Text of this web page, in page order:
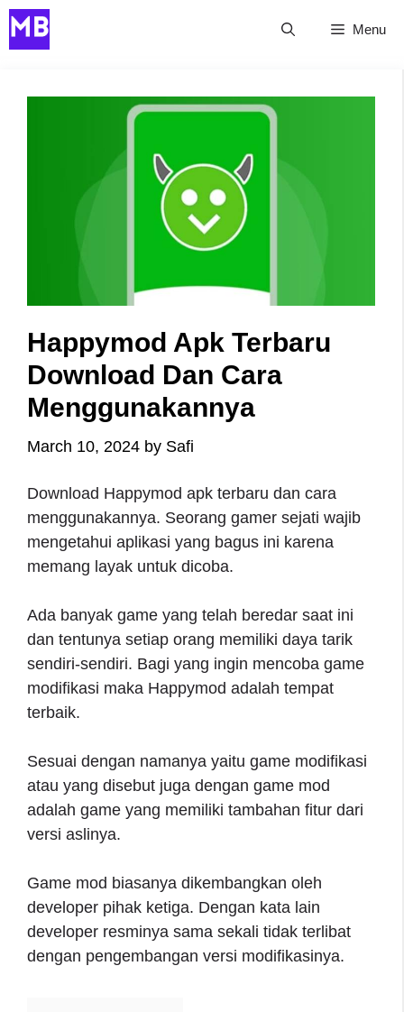
Skip
to
Menu
Happymod Apk Terbaru
Download Dan Cara
Menggunakannya
March 10, 2024 by Safi
Download Happymod apk terbaru dan cara
menggunakannya. Seorang gamer sejati wajib
mengetahui aplikasi yang bagus ini karena
memang layak untuk dicoba.
Ada banyak game yang telah beredar saat ini
dan tentunya setiap orang memiliki daya tarik
sendiri-sendiri. Bagi yang ingin mencoba game
modifikasi maka Happymod adalah tempat
terbaik.
Sesuai dengan namanya yaitu game modifikasi
atau yang disebut juga dengan game mod
adalah game yang memiliki tambahan fitur dari
versi aslinya.
Game mod biasanya dikembangkan oleh
developer pihak ketiga. Dengan kata lain
developer resminya sama sekali tidak terlibat
dengan pengembangan versi modifikasinya.